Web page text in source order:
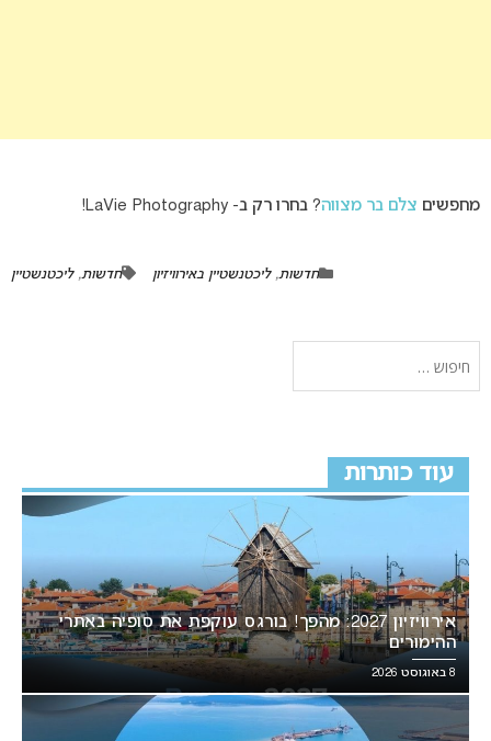
מחפשים צלם בר מצווה? בחרו רק ב- LaVie Photography!
חדשות,ליכטנשטיין באירוויזיון חדשות,ליכטנשטיין
עוד כותרות
אירוויזיון 2027: מהפך! בורגס עוקפת את סופיה באתרי
ההימורים
8 באוגוסט 2026